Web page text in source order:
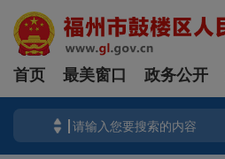
首页 最美窗口 政务公开